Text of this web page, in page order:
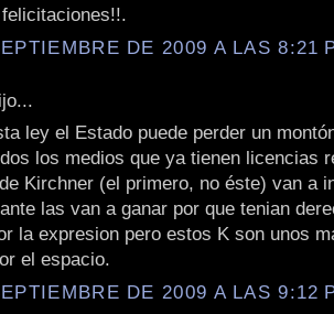
DE 2009 A LAS 8:21
ley el Estado puede perder un
los medios que ya tienen licencias
Kirchner (el primero, no éste) van a
las van a ganar por que tenian
la expresion pero estos K son unos
el espacio.
DE 2009 A LAS 9:12